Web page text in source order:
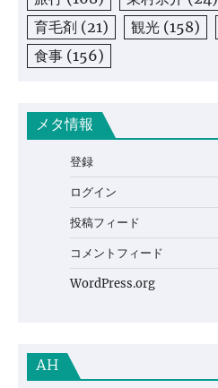
育毛剤 (21) 観光 (158)
食事 (156)
メタ情報
登録
ログイン
投稿フィード
コメントフィード
WordPress.org
AH